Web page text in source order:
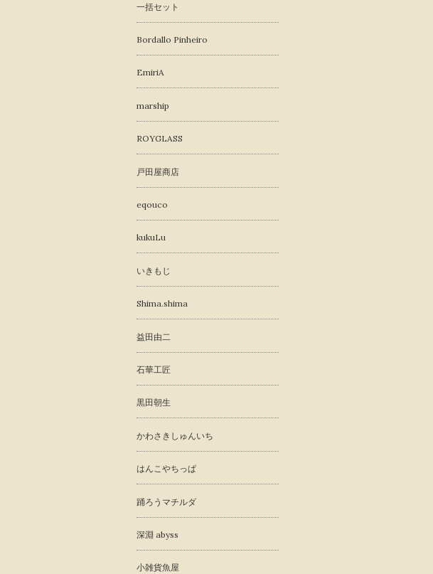
一括セット
Bordallo Pinheiro
EmiriA
marship
ROYGLASS
戸田屋商店
eqouco
kukuLu
いきもじ
Shima.shima
益田由二
石華工匠
黒田朝生
かわさきしゅんいち
はんこやちっぱ
踊ろうマチルダ
深淵 abyss
小雑貨魚屋